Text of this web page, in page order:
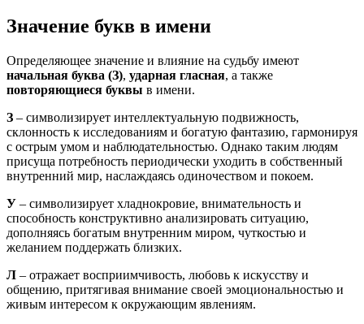
Значение букв в имени
Определяющее значение и влияние на судьбу имеют
начальная буква (З), ударная гласная, а также
повторяющиеся буквы в имени.
З – символизирует интеллектуальную подвижность,
склонность к исследованиям и богатую фантазию, гармонируя
с острым умом и наблюдательностью. Однако таким людям
присуща потребность периодически уходить в собственный
внутренний мир, наслаждаясь одиночеством и покоем.
У – символизирует хладнокровие, внимательность и
способность конструктивно анализировать ситуацию,
дополняясь богатым внутренним миром, чуткостью и
желанием поддержать близких.
Л – отражает восприимчивость, любовь к искусству и
общению, притягивая внимание своей эмоциональностью и
живым интересом к окружающим явлениям.